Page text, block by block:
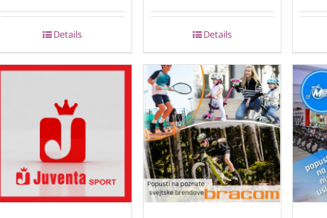
Details Details